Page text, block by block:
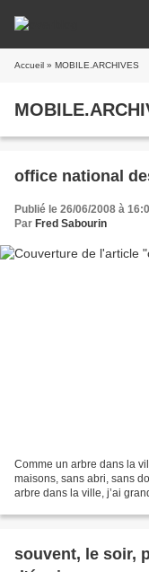
Accueil » MOBILE.ARCHIVES
office national
Publié le 26/06/2008 à
Par Fred Sabourin
Comme un arbre dans la
maisons, sans abri, sans
arbre dans la ville, j’ai
souvent, le soir,